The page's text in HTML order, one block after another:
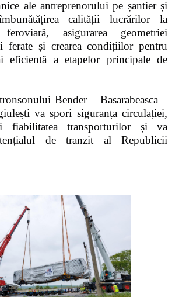
ale antreprenorului pe șantier și
calității lucrărilor la
feroviară, asigurarea geometriei
ferate și crearea condițiilor pentru
eficientă a etapelor principale de
Bender – Basarabeasca –
va spori siguranța circulației,
fiabilitatea transporturilor și va
de tranzit al Republicii